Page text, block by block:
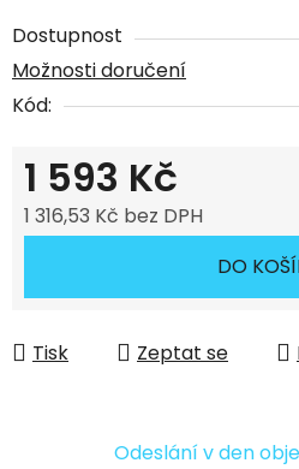
Dostupnost
Možnosti doručení
Kód:
1 593 Kč
1 316,53 Kč bez DPH
DO
Tisk Zeptat se
Odeslání v den